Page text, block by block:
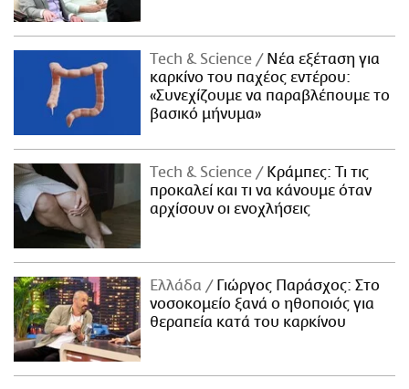
Τech & Science
Νέα εξέταση για
καρκίνο του παχέος εντέρου:
«Συνεχίζουμε να παραβλέπουμε το
βασικό μήνυμα»
Τech & Science
Κράμπες: Τι τις
προκαλεί και τι να κάνουμε όταν
αρχίσουν οι ενοχλήσεις
Ελλάδα
Γιώργος Παράσχος: Στο
νοσοκομείο ξανά ο ηθοποιός για
θεραπεία κατά του καρκίνου